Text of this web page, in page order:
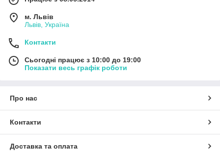
м. Львів
Львів, Україна
Контакти
Сьогодні працює з 10:00 до 19:00
Показати весь графік роботи
Про нас
Контакти
Доставка та оплата